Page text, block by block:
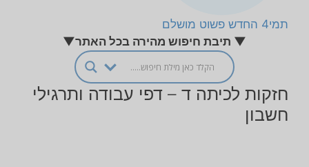
תמי4 החדש פשוט מושלם
▼ תיבת חיפוש מהירה בכל האתר▼
חזקות לכיתה ד – דפי עבודה ותרגילי
חשבון